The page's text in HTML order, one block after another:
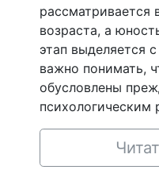
рассматривается
возраста, а
этап выделяется
важно понимать,
обусловлены
психологическим